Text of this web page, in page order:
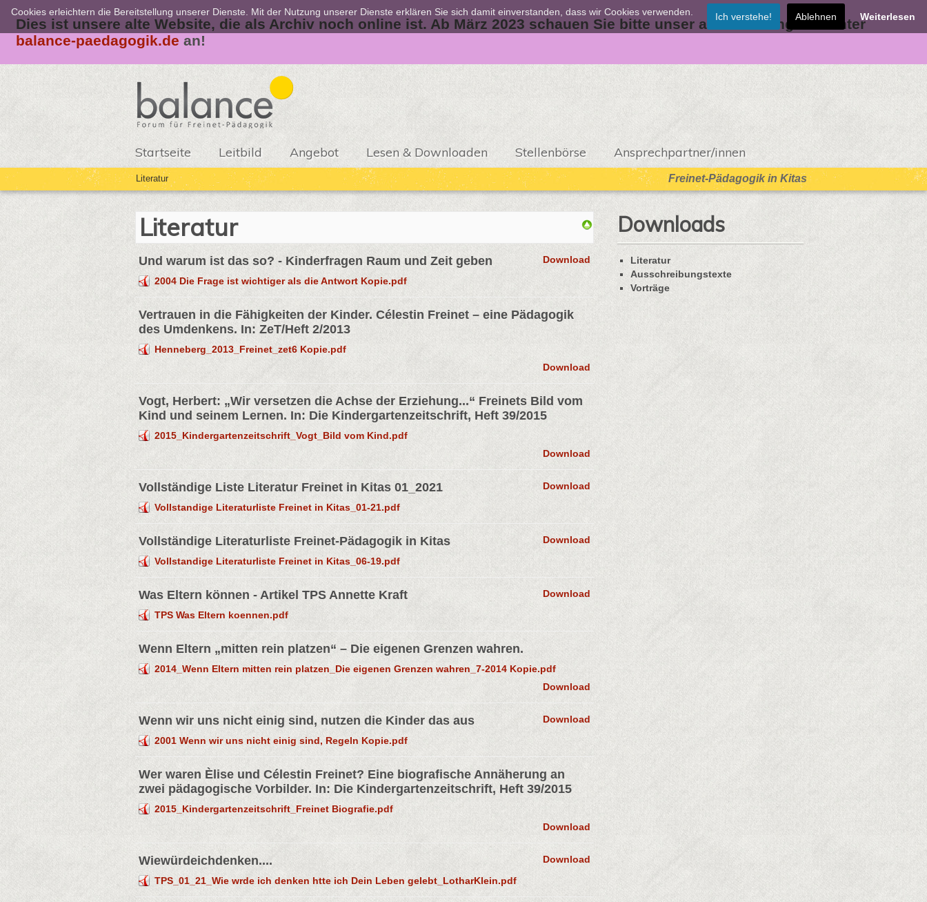
Dies ist unsere alte Website, die als Archiv noch online ist. Ab März 2023 schauen Sie bitte unser aktuelles Angebot unter
balance-paedagogik.de an!
Startseite Leitbild Angebot Lesen & Downloaden Stellenbörse Ansprechpartner/innen
Freinet-Pädagogik in Kitas
Literatur
Literatur
Und warum ist das so? - Kinderfragen Raum und Zeit geben
2004 Die Frage ist wichtiger als die Antwort Kopie.pdf
Download
Vertrauen in die Fähigkeiten der Kinder. Célestin Freinet – eine Pädagogik
des Umdenkens. In: ZeT/Heft 2/2013
Henneberg_2013_Freinet_zet6 Kopie.pdf
Download
Vogt, Herbert: „Wir versetzen die Achse der Erziehung...“ Freinets Bild vom
Kind und seinem Lernen. In: Die Kindergartenzeitschrift, Heft 39/2015
2015_Kindergartenzeitschrift_Vogt_Bild vom Kind.pdf
Download
Vollständige Liste Literatur Freinet in Kitas 01_2021
Vollstandige Literaturliste Freinet in Kitas_01-21.pdf
Download
Vollständige Literaturliste Freinet-Pädagogik in Kitas
Vollstandige Literaturliste Freinet in Kitas_06-19.pdf
Download
Was Eltern können - Artikel TPS Annette Kraft
TPS Was Eltern koennen.pdf
Download
Wenn Eltern „mitten rein platzen“ – Die eigenen Grenzen wahren.
2014_Wenn Eltern mitten rein platzen_Die eigenen Grenzen wahren_7-2014 Kopie.pdf
Download
Wenn wir uns nicht einig sind, nutzen die Kinder das aus
2001 Wenn wir uns nicht einig sind, Regeln Kopie.pdf
Download
Wer waren Èlise und Célestin Freinet? Eine biografische Annäherung an
zwei pädagogische Vorbilder. In: Die Kindergartenzeitschrift, Heft 39/2015
2015_Kindergartenzeitschrift_Freinet Biografie.pdf
Download
Wiewürdeichdenken....
TPS_01_21_Wie wrde ich denken htte ich Dein Leben gelebt_LotharKlein.pdf
Download
Downloads
Literatur
Ausschreibungstexte
Vorträge
Cookies erleichtern die Bereitstellung unserer Dienste. Mit der Nutzung unserer Dienste erklären Sie sich damit einverstanden, dass wir Cookies verwenden. Ich verstehe! Ablehnen Weiterlesen